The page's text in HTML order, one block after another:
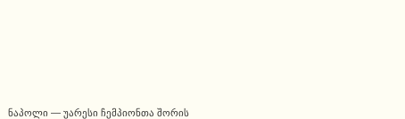
ᲜᲐᲞᲝᲚᲘ — ᲣᲐᲠᲔᲡᲘ ᲩᲔᲛᲞᲘᲝᲜᲗᲐ ᲨᲝᲠᲘᲡ